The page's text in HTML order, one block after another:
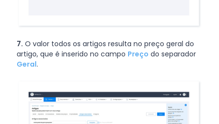
7. O valor todos os artigos resulta no preço geral do
artigo, que é inserido no campo Preço do separador
Geral.